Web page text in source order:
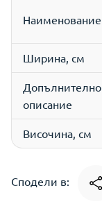
Наименование
Ширина, см
Допълнително
описание
Височина, см
Сподели в: